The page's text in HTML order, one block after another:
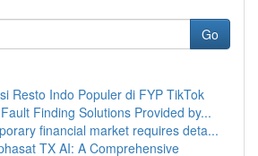
Go
Resto Indo Populer di FYP TikTok
Finding Solutions Provided by...
financial market requires deta...
TX AI: A Comprehensive